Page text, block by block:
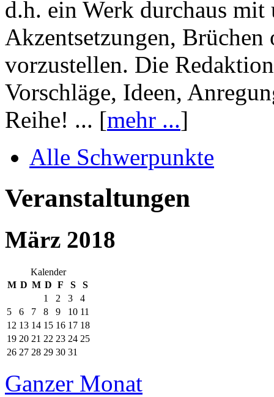
d.h. ein Werk durchaus mit
Akzentsetzungen, Brüchen
vorzustellen. Die
Vorschläge, Ideen,
Reihe! ... [mehr ...]
Alle Schwerpunkte
Veranstaltungen
März 2018
Kalender
M D M D F S
S
1
2 3
4
5
6 7 8 9 10 11
12 13 14 15 16 17 18
19 20 21 22 23 24 25
26 27 28 29 30 31
Ganzer Monat